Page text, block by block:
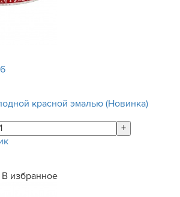
красной эмалью (Новинка)
+
В избранное